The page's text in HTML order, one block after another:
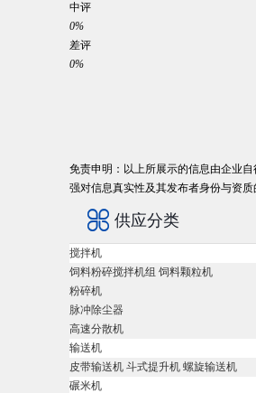
中评
0%
差评
0%
免责申明： 以上所展示的信息由企业
强对信息真实性及其发布者身份与资
 供应分类
搅拌机
饲料粉碎搅拌机组 饲料颗粒机
粉碎机
脉冲除尘器
高速分散机
输送机
皮带输送机 斗式提升机 螺旋输送机
碾米机